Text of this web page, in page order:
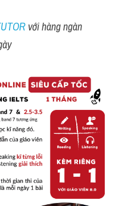
với hàng ngàn